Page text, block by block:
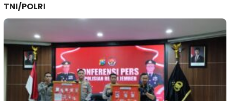
TNI/POLRI